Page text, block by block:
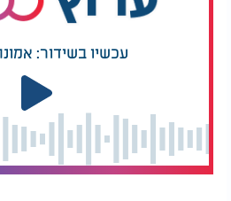
שקטה ועמוקה יותר: מה הוא
מתוך ענווה והכרה בטוב? ברגע
המציאות היומיומית (הבשר),
"להחזיק" את השפע. אם הכלי
לחמוק ממנו. זה לא עונש
תוצאה פנימית של אובדן הכלי
המתנה.
עכשיו בשידור: